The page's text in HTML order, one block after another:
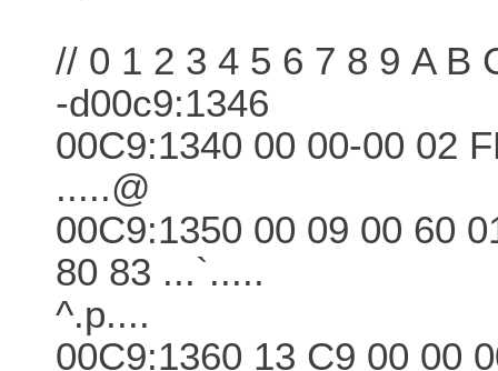
// 0 1 2 3 4 5 6 7 8 9 A B
-d00c9:1346
00C9:1340 00 00-00 02
.....@
00C9:1350 00 09 00 60
80 83 ...`.....
^.p....
00C9:1360 13 C9 00 00